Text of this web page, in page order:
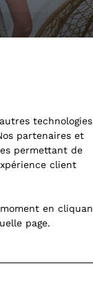
technologies
partenaires et
permettant de
client
en
page.